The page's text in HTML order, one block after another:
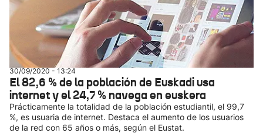
30/09/2020 - 13:24
El 82,6 % de la población de Euskadi usa
internet y el 24,7 % navega en euskera
Prácticamente la totalidad de la población estudiantil, el 99,7
%, es usuaria de internet. Destaca el aumento de los usuarios
de la red con 65 años o más, según el Eustat.